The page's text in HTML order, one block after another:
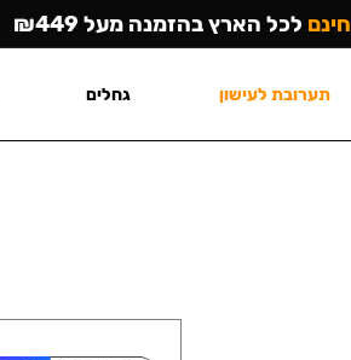
חינם לכל הארץ בהזמנה מעל ₪449
תערובת לעישון גחלים